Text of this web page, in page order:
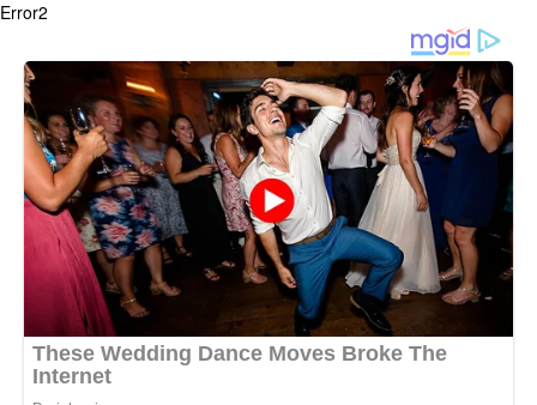
Error2